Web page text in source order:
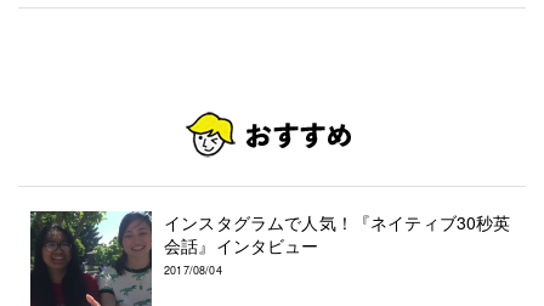
インスタグラムで人気！『ネイティブ30秒英
会話』インタビュー
2017/08/04